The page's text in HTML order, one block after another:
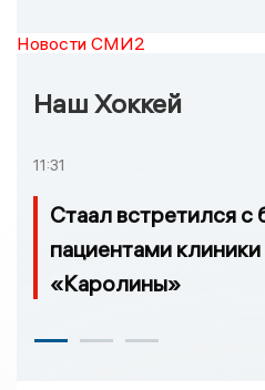
Новости СМИ2
Наш Хоккей
11:31
Стаал встретился
пациентами
«Каролины»